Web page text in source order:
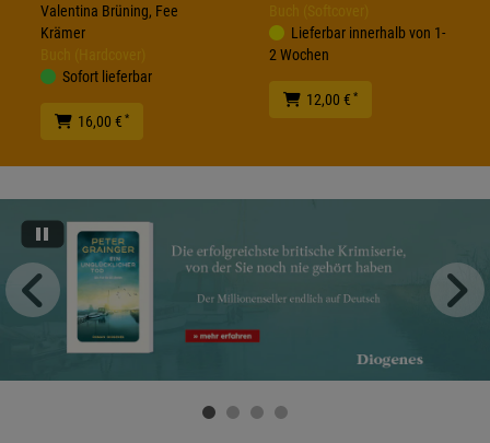
Valentina Brüning, Fee
Krämer
Sofort lieferbar
16,00 € *
Lieferbar innerhalb von 1-
2 Wochen
12,00 € *